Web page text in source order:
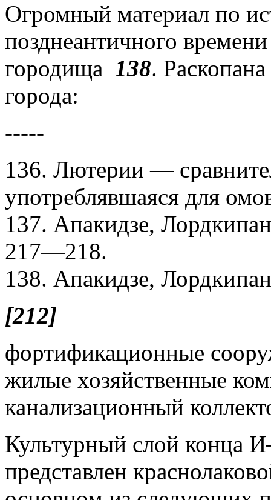
Огромный материал по
позднеантичного
городища 138.
города:
-----
136. Лютерии —
употреблявшаяся для
137. Апакидзе,
217—218.
138. Апакидзе,
[212]
фортификационные
жилые хозяйственные
канализационный
Культурный слой конца
представлен